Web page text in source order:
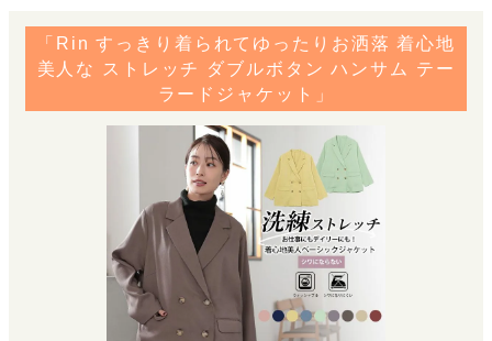
「Rin すっきり着られてゆったりお洒落 着心地
美人な ストレッチ ダブルボタン ハンサム テー
ラードジャケット」